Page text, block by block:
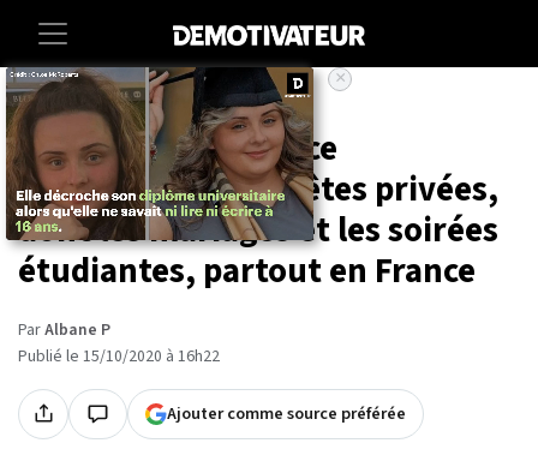
Accueil Societe Sante
Jean Castex annonce
l'interdiction des fêtes privées,
dont les mariages et les soirées
étudiantes, partout en France
ParAlbane P
Publié le 15/10/2020 à 16h22
Ajouter comme source préférée
×